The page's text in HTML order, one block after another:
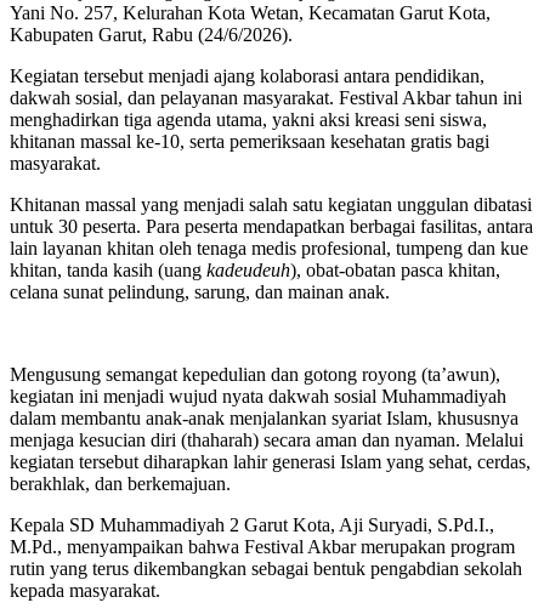
Yani No. 257, Kelurahan Kota Wetan, Kecamatan Garut Kota,
Kabupaten Garut, Rabu (24/6/2026).
Kegiatan tersebut menjadi ajang kolaborasi antara pendidikan,
dakwah sosial, dan pelayanan masyarakat. Festival Akbar tahun ini
menghadirkan tiga agenda utama, yakni aksi kreasi seni siswa,
khitanan massal ke-10, serta pemeriksaan kesehatan gratis bagi
masyarakat.
Khitanan massal yang menjadi salah satu kegiatan unggulan dibatasi
untuk 30 peserta. Para peserta mendapatkan berbagai fasilitas, antara
lain layanan khitan oleh tenaga medis profesional, tumpeng dan kue
khitan, tanda kasih (uang kadeudeuh), obat-obatan pasca khitan,
celana sunat pelindung, sarung, dan mainan anak.
Mengusung semangat kepedulian dan gotong royong (ta’awun),
kegiatan ini menjadi wujud nyata dakwah sosial Muhammadiyah
dalam membantu anak-anak menjalankan syariat Islam, khususnya
menjaga kesucian diri (thaharah) secara aman dan nyaman. Melalui
kegiatan tersebut diharapkan lahir generasi Islam yang sehat, cerdas,
berakhlak, dan berkemajuan.
Kepala SD Muhammadiyah 2 Garut Kota, Aji Suryadi, S.Pd.I.,
M.Pd., menyampaikan bahwa Festival Akbar merupakan program
rutin yang terus dikembangkan sebagai bentuk pengabdian sekolah
kepada masyarakat.